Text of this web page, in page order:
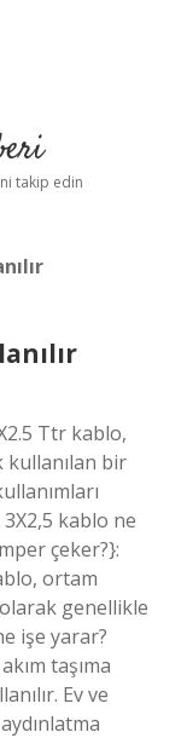
takip edin
Ttr kablo,
kullanılan bir
3X2,5 kablo ne
çeker?}:
ortam
olarak genellikle
işe yarar?
taşıma
Ev ve